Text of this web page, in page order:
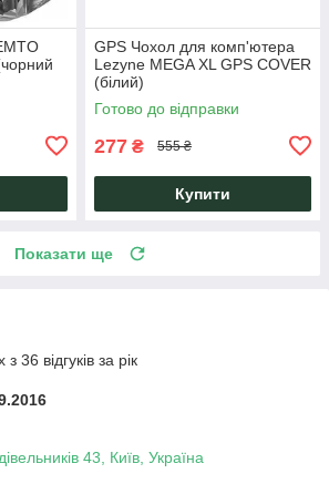
GPS Чохол для комп'ютера
Lezyne MEGA XL GPS COVER
(білий)
Готово до відправки
277 ₴ 555 ₴
Купити
Показати ще
36 відгуків за рік
43, Київ, Україна